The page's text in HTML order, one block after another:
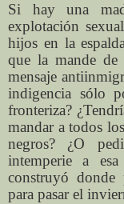
Si hay una
explotación
hijos en la
que la mande de
mensaje
indigencia sólo
fronteriza?
mandar a todos
negros? ¿O
intemperie a
construyó
para pasar el